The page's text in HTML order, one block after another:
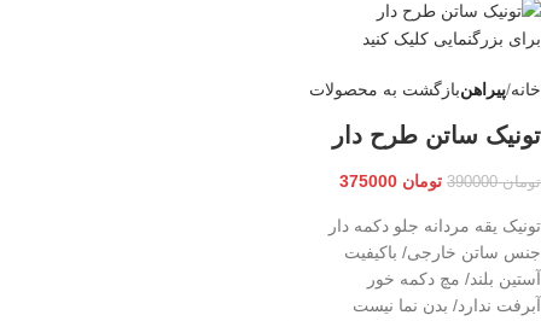
برای بزرگنمایی کلیک کنید
خانه پیراهنبازگشت به محصولات
تونیک ساتن طرح دار
تومان390000 تومان
تونیک یقه مردانه جلو دکمه دار
جنس ساتن خارجی/ باکیفیت
آستین بلند/ مچ دکمه خور
آبرفت ندارد/ بدن نما نیست